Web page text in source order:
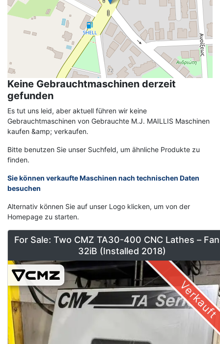
Keine Gebrauchtmaschinen derzeit
gefunden
Es tut uns leid, aber aktuell führen wir keine
Gebrauchtmaschinen von Gebrauchte M.J. MAILLIS Maschinen
kaufen &amp; verkaufen.
Bitte benutzen Sie unser Suchfeld, um ähnliche Produkte zu
finden.
Sie können verkaufte Maschinen nach technischen Daten
besuchen
Alternativ können Sie auf unser Logo klicken, um von der
Homepage zu starten.
For Sale: Two CMZ TA30-400 CNC Lathes –
32iB (Installed 2018)
Verkauft